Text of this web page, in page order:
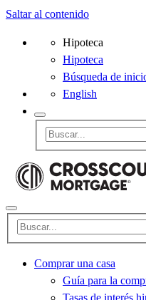
Saltar al contenido
Hipoteca
Hipoteca
Búsqueda de
English
Comprar una casa
Guía para la